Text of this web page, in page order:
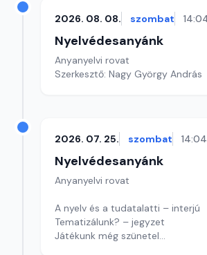
2026. 08. 08. szombat
Nyelvédesanyánk
Anyanyelvi rovat
Szerkesztő: Nagy György András
2026. 07. 25. szombat 14:04
Nyelvédesanyánk
Anyanyelvi rovat
A nyelv és a tudatalatti – interjú
Tematizálunk? – jegyzet
Játékunk még szünetel